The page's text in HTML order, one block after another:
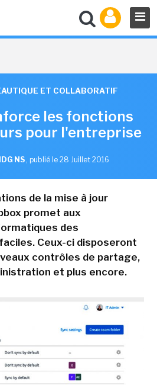
ET COLLABORATIF
les fonctions
pour l'entreprise
NS , publié le 28 Juillet 2016
de la mise à jour
promet aux
des
Ceux-ci disposeront
contrôles de partage,
et plus encore.